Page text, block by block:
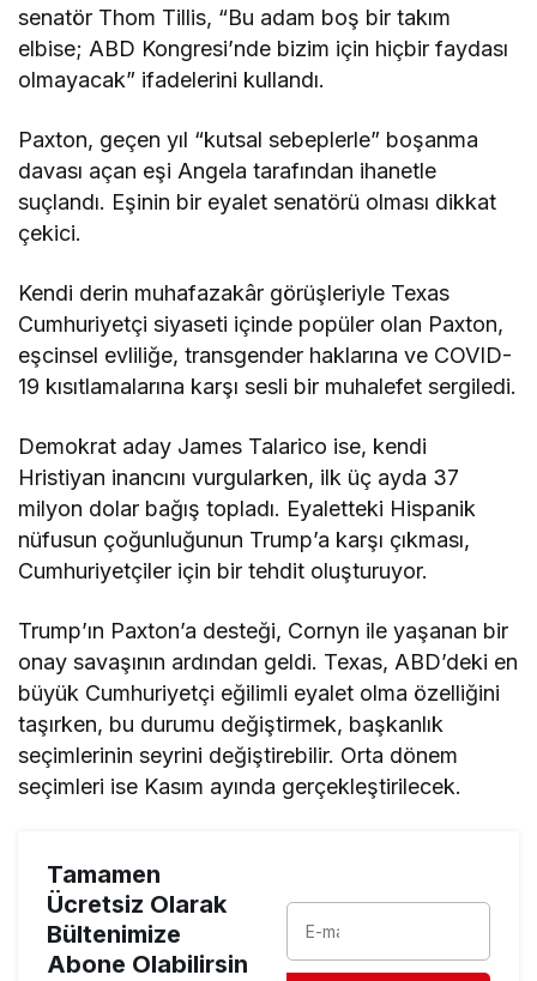
senatör Thom Tillis, “Bu adam boş bir takım
elbise; ABD Kongresi’nde bizim için hiçbir faydası
olmayacak” ifadelerini kullandı.
Paxton, geçen yıl “kutsal sebeplerle” boşanma
davası açan eşi Angela tarafından ihanetle
suçlandı. Eşinin bir eyalet senatörü olması dikkat
çekici.
Kendi derin muhafazakâr görüşleriyle Texas
Cumhuriyetçi siyaseti içinde popüler olan Paxton,
eşcinsel evliliğe, transgender haklarına ve COVID-
19 kısıtlamalarına karşı sesli bir muhalefet sergiledi.
Demokrat aday James Talarico ise, kendi
Hristiyan inancını vurgularken, ilk üç ayda 37
milyon dolar bağış topladı. Eyaletteki Hispanik
nüfusun çoğunluğunun Trump’a karşı çıkması,
Cumhuriyetçiler için bir tehdit oluşturuyor.
Trump’ın Paxton’a desteği, Cornyn ile yaşanan bir
onay savaşının ardından geldi. Texas, ABD’deki en
büyük Cumhuriyetçi eğilimli eyalet olma özelliğini
taşırken, bu durumu değiştirmek, başkanlık
seçimlerinin seyrini değiştirebilir. Orta dönem
seçimleri ise Kasım ayında gerçekleştirilecek.
Tamamen
Ücretsiz Olarak
Bültenimize
Abone Olabilirsin